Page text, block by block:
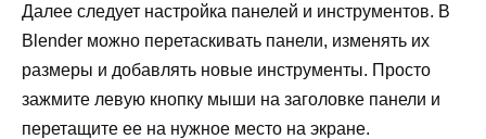
Далее следует настройка панелей и инструментов. В
Blender можно перетаскивать панели, изменять их
размеры и добавлять новые инструменты. Просто
зажмите левую кнопку мыши на заголовке панели и
перетащите ее на нужное место на экране.